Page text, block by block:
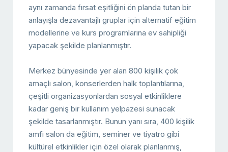
aynı zamanda fırsat eşitliğini ön planda tutan bir
anlayışla dezavantajlı gruplar için alternatif eğitim
modellerine ve kurs programlarına ev sahipliği
yapacak şekilde planlanmıştır.
Merkez bünyesinde yer alan 800 kişilik çok
amaçlı salon, konserlerden halk toplantılarına,
çeşitli organizasyonlardan sosyal etkinliklere
kadar geniş bir kullanım yelpazesi sunacak
şekilde tasarlanmıştır. Bunun yanı sıra, 400 kişilik
amfi salon da eğitim, seminer ve tiyatro gibi
kültürel etkinlikler için özel olarak planlanmış,